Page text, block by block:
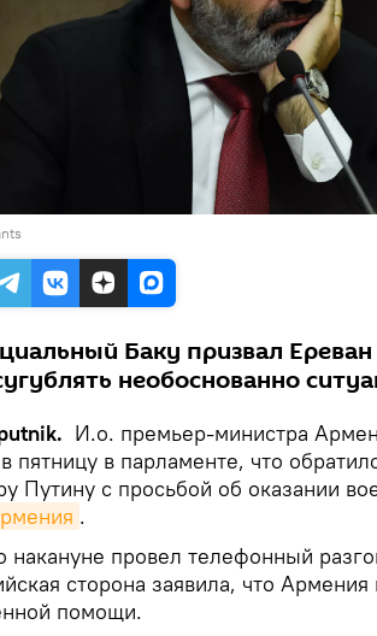
Баку призвал Ереван
необоснованно
И.о. премьер-министра
пятницу в парламенте, что
Путину с просьбой об оказании
.
накануне провел телефонный
сторона заявила, что Армения
помощи.